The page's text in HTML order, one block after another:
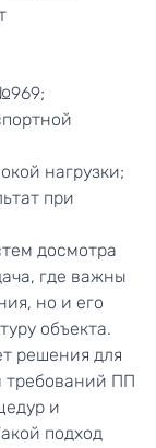
нагрузки;
при
досмотра
где важны
но и его
объекта.
решения для
требований ПП
и
подход